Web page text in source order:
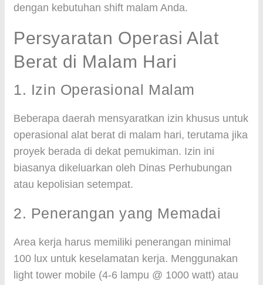
dengan kebutuhan shift malam Anda.
Persyaratan Operasi Alat
Berat di Malam Hari
1. Izin Operasional Malam
Beberapa daerah mensyaratkan izin khusus untuk
operasional alat berat di malam hari, terutama jika
proyek berada di dekat pemukiman. Izin ini
biasanya dikeluarkan oleh Dinas Perhubungan
atau kepolisian setempat.
2. Penerangan yang Memadai
Area kerja harus memiliki penerangan minimal
100 lux untuk keselamatan kerja. Menggunakan
light tower mobile (4-6 lampu @ 1000 watt) atau